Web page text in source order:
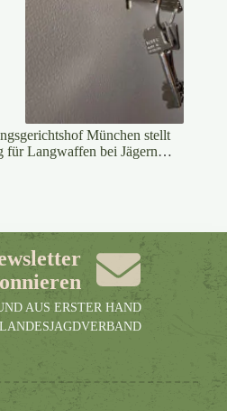
München stellt
für Langwaffen bei Jägern
AUS ERSTER HAND